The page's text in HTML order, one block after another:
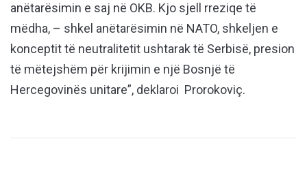
anëtarësimin e saj në OKB. Kjo sjell rreziqe të
mëdha, – shkel anëtarësimin në NATO, shkeljen e
konceptit të neutralitetit ushtarak të Serbisë, presion
të mëtejshëm për krijimin e një Bosnjë të
Hercegovinës unitare”, deklaroi Prorokoviç.